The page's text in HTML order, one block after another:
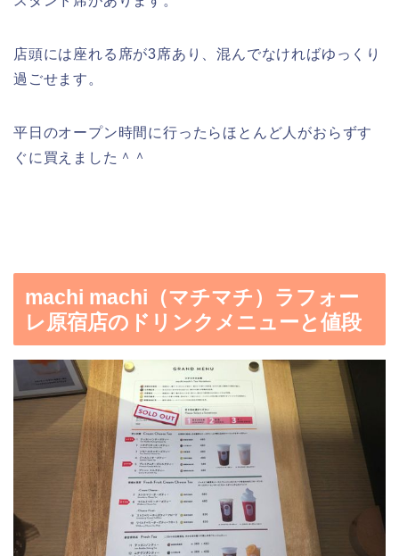
店頭には座れる席が3席あり、混んでなければゆっくり
過ごせます。
平日のオープン時間に行ったらほとんど人がおらずす
ぐに買えました＾＾
machi machi（マチマチ）ラフォー
レ原宿店のドリンクメニューと値段